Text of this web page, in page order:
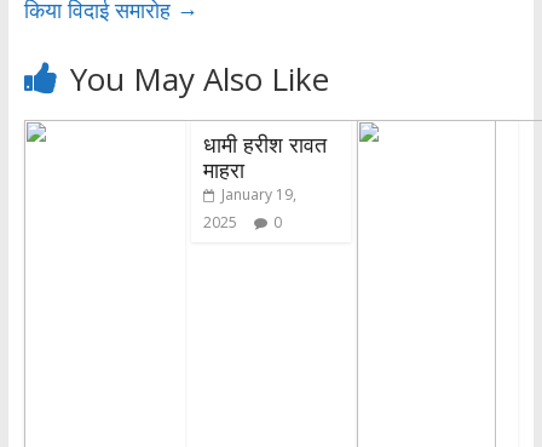
किया विदाई समारोह →
You May Also Like
धामी हरीश रावत
माहरा
January 19,
2025
0